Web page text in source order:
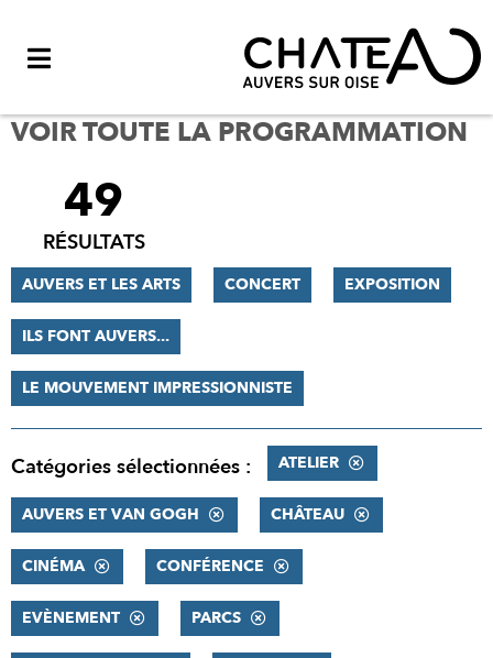
VOIR TOUTE LA PROGRAMMATION
FILTRER
RÉSULTATS
49
RÉSULTATS
AUVERS ET LES ARTS CONCERT EXPOSITION
ILS FONT AUVERS...
LE MOUVEMENT IMPRESSIONNISTE
Catégories sélectionnées : ATELIER
AUVERS ET VAN GOGH CHÂTEAU
CINÉMA CONFÉRENCE
EVÈNEMENT PARCS